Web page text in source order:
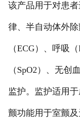
该产品用于对患
律、半自动体外
（ECG）、呼吸
（SpO2）、无创
监护。监护适用
颤功能用于室颤